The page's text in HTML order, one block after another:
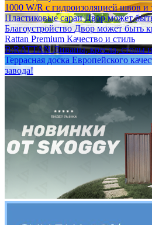
1000 W/R с гидроизоляцией швов
Пластиковые сараи Двор может
Благоустройство Двор может быть
Rattan Premium Качество и стиль
B:RATTAN Диваны, кресла, столы и
Террасная доска Европейского
завода!